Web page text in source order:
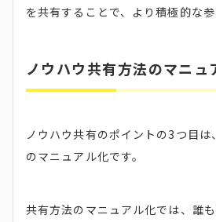
を共有することで、より積極的な参
ノウハウ共有方法のマニュ
ノウハウ共有のポイントの3つ目は
のマニュアル化です。
共有方法のマニュアル化では、誰